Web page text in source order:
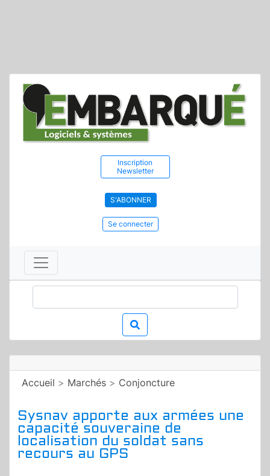
Inscription
Newsletter
S'ABONNER
Se connecter
Accueil > Marchés > Conjoncture
Sysnav apporte aux armées une
capacité souveraine de
localisation du soldat sans
recours au GPS